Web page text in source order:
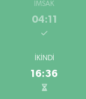
İMSAK
04:11
İKINDI
16:36